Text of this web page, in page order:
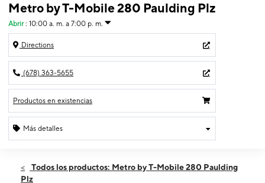
Metro by T-Mobile 280 Paulding Plz
Abrir : 10:00 a. m. a 7:00 p. m.
Directions
(678) 363-5655
Productos en existencias
Más detalles
Miérc:10:00 a. m. a 7:00 p. m.
Jueves:
Todos los productos: Metro by T-Mobile 280 Paulding
Plz